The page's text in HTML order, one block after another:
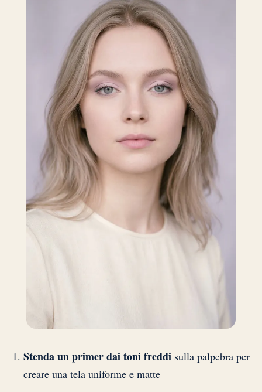
Stenda un primer dai toni freddi sulla palpebra per
creare una tela uniforme e matte